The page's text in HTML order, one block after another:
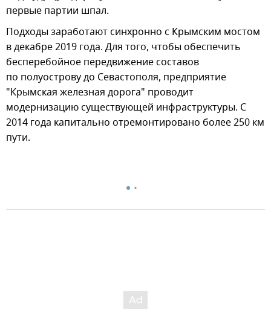
первые партии шпал.
Подходы заработают синхронно с Крымским мостом
в декабре 2019 года. Для того, чтобы обеспечить
бесперебойное передвижение составов
по полуострову до Севастополя, предприятие
"Крымская железная дорога" проводит
модернизацию существующей инфраструктуры. С
2014 года капитально отремонтировано более 250 км
пути.